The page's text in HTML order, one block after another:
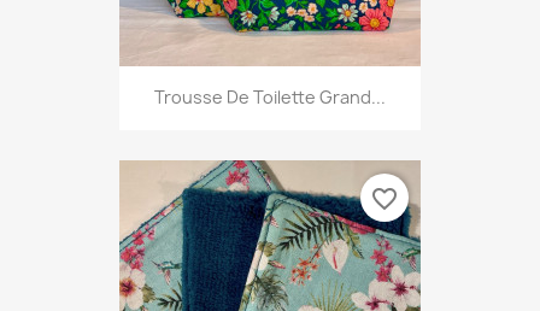
Trousse De Toilette Grand...
favorite_border